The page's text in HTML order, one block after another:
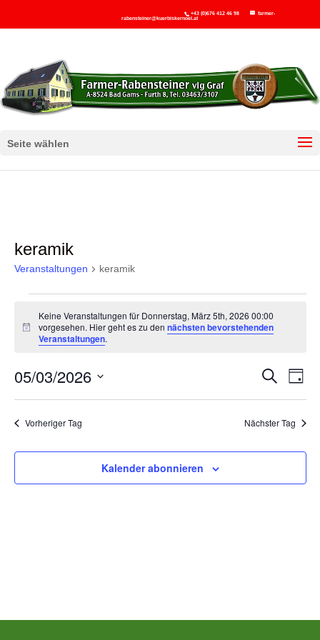
+43 (0)676 412 46 98
farmer-
rabensteiner@kuerbiskernoel.at
Seite wählen
keramik
Veranstaltungen keramik
Veranstaltungen
für
Donnerstag,
März
5th,
2026
Hinweis
Keine Veranstaltungen für Donnerstag, März 5th, 2026 00:00
vorgesehen. Hier geht es zu den nächsten bevorstehenden
Veranstaltungen.
und
Suche
Tag
05/03/2026
Datum
wählen.
Vorheriger Tag Nächster Tag
Kalender abonnieren